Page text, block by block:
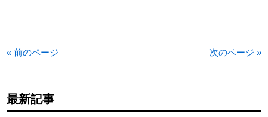
« 前のページ 次のページ »
最新記事